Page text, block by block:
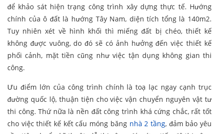
để khảo sát hiện trạng công trình xây dựng thực tế. Hướng
chính của ô đất là hướng Tây Nam, diện tích tổng là 140m2.
Tuy nhiên xét về hình khối thì miếng đất bị chéo, thiết kế
không được vuông, do đó sẽ có ảnh hưởng đến việc thiết kế
phối cảnh, mặt tiền cũng như việc tận dụng không gian thi
công.
Ưu điểm lớn của công trình chính là toạ lạc ngay cạnh trục
đường quốc lộ, thuận tiện cho việc vận chuyển nguyên vật tư
thi công. Thứ nữa là nền đất công trình khá cứng chắc, rất tốt
cho việc thiết kế kết cấu móng băng nhà 2 tầng, đảm bảo yêu